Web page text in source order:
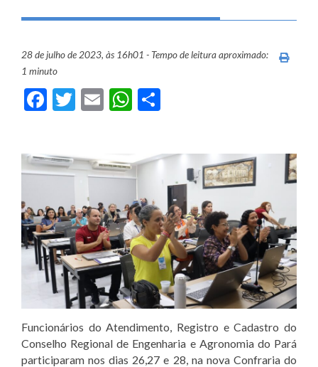
28 de julho de 2023, às 16h01 - Tempo de leitura aproximado:
1 minuto
Facebook
Twitter
EmailWhatsApp
Funcionários do Atendimento, Registro e Cadastro do
Conselho Regional de Engenharia e Agronomia do Pará
participaram nos dias 26,27 e 28, na nova Confraria do